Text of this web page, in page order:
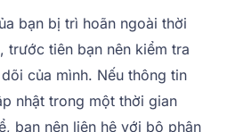
bạn bị trì hoãn ngoài thời
trước tiên bạn nên kiểm tra
của mình. Nếu thông tin
nhật trong một thời gian
bạn nên liên hệ với bộ phận